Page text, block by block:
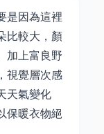
是因為這裡
比較大，顏
加上富良野
視覺層次感
天氣變化
保暖衣物絕